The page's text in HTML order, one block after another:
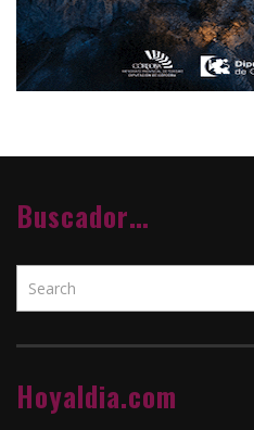
Buscador…
Hoyaldia.com